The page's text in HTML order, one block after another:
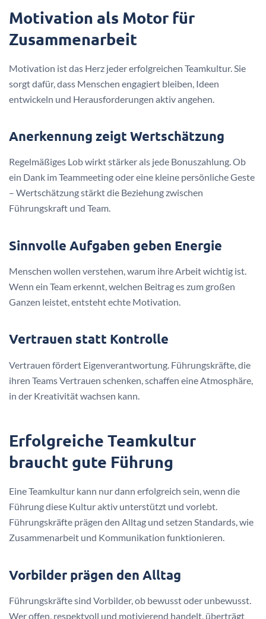
Motivation als Motor für
Zusammenarbeit
Motivation ist das Herz jeder erfolgreichen Teamkultur. Sie
sorgt dafür, dass Menschen engagiert bleiben, Ideen
entwickeln und Herausforderungen aktiv angehen.
Anerkennung zeigt Wertschätzung
Regelmäßiges Lob wirkt stärker als jede Bonuszahlung. Ob
ein Dank im Teammeeting oder eine kleine persönliche Geste
– Wertschätzung stärkt die Beziehung zwischen
Führungskraft und Team.
Sinnvolle Aufgaben geben Energie
Menschen wollen verstehen, warum ihre Arbeit wichtig ist.
Wenn ein Team erkennt, welchen Beitrag es zum großen
Ganzen leistet, entsteht echte Motivation.
Vertrauen statt Kontrolle
Vertrauen fördert Eigenverantwortung. Führungskräfte, die
ihren Teams Vertrauen schenken, schaffen eine Atmosphäre,
in der Kreativität wachsen kann.
Erfolgreiche Teamkultur
braucht gute Führung
Eine Teamkultur kann nur dann erfolgreich sein, wenn die
Führung diese Kultur aktiv unterstützt und vorlebt.
Führungskräfte prägen den Alltag und setzen Standards, wie
Zusammenarbeit und Kommunikation funktionieren.
Vorbilder prägen den Alltag
Führungskräfte sind Vorbilder, ob bewusst oder unbewusst.
Wer offen, respektvoll und motivierend handelt, überträgt